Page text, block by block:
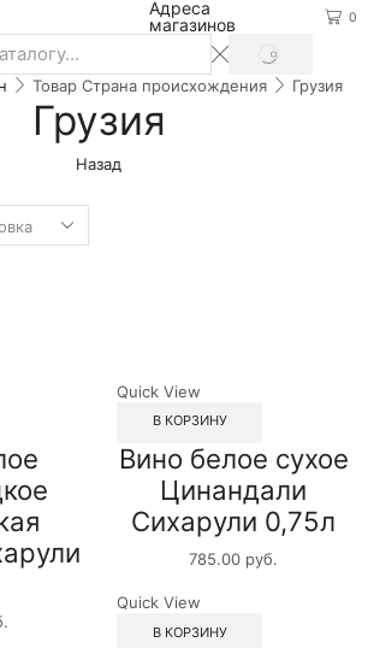
Адреса
магазинов
0
SEARCH
Товар Страна происхождения Грузия
Грузия
Назад
Quick View
В КОРЗИНУ
Вино белое сухое
Цинандали
Сихарули 0,75л
785.00 руб.
Quick View
В КОРЗИНУ